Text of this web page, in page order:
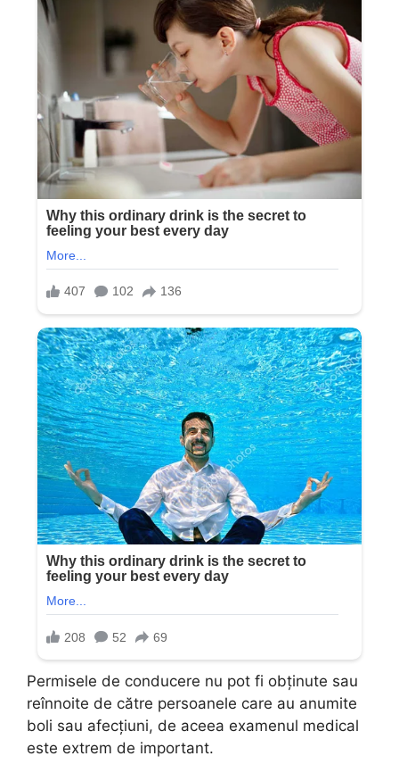
Permisele de conducere nu pot fi obţinute sau
reînnoite de către persoanele care au anumite
boli sau afecțiuni, de aceea examenul medical
este extrem de important.